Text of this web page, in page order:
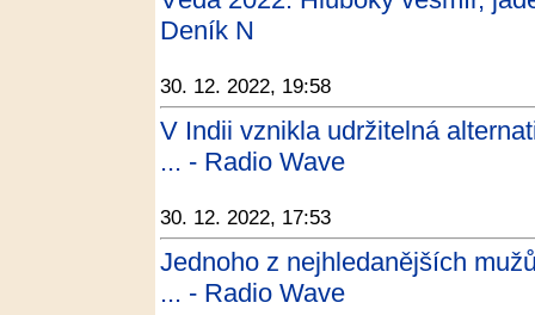
Deník N
30. 12. 2022, 19:58
V Indii vznikla udržitelná
... - Radio Wave
30. 12. 2022, 17:53
Jednoho z nejhledanějších
... - Radio Wave